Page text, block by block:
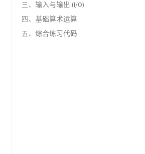
1$ (约 $\pm 2 \times 10^9$)
\times 10^{38}$ (6~7位有效)
1.7 \times 10^{308}$ (15~16位有效)
2.1 定义、初始化与赋值
2.2 自加与自减
2.3 前缀与后缀的区别（进阶）
三、输入与输出 (I/O)
3.1 C++ 风格 (cin / cout)
3.2 C 风格 (scanf / printf)
四、基础算术运算
案例分析：整数除法陷阱
五、综合练习代码